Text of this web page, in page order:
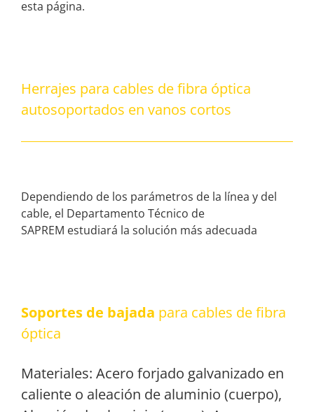
esta página.
Herrajes para cables de fibra óptica
autosoportados en vanos cortos
Dependiendo de los parámetros de la línea y del
cable, el Departamento Técnico de
SAPREM estudiará la solución más adecuada
Soportes de bajada para cables de fibra
óptica
Materiales: Acero forjado galvanizado en
caliente o aleación de aluminio (cuerpo),